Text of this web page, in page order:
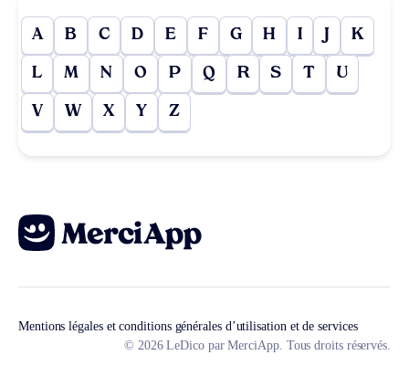
A B C D E F G H I J K
L M N O P Q R S T U
V W X Y Z
Mentions légales et conditions générales d’utilisation et de services
© 2026 LeDico par MerciApp. Tous droits réservés.